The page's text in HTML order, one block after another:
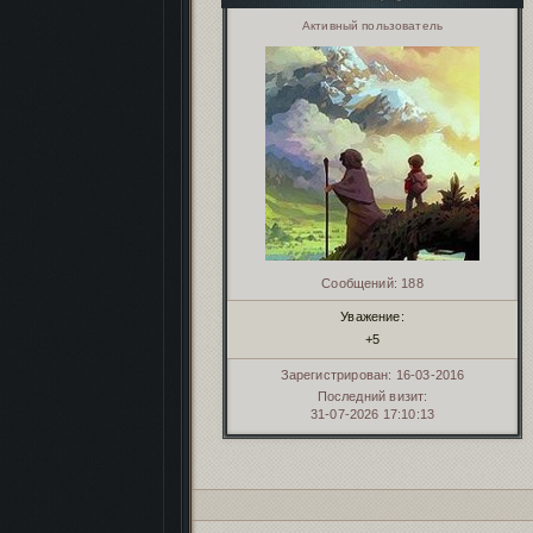
Активный пользователь
Сообщений: 188
Уважение:
+5
Зарегистрирован: 16-03-2016
Последний визит:
31-07-2026 17:10:13